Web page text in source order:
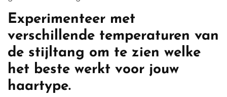
Experimenteer met
verschillende temperaturen van
de stijltang om te zien welke
het beste werkt voor jouw
haartype.